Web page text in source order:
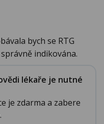
bych se RTG
indikována.
lékaře je nutné
je zdarma a zabere